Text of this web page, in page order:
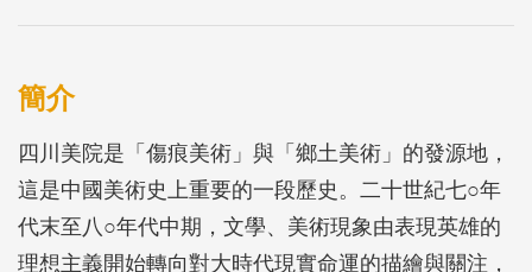
簡介
四川美院是「傷痕美術」與「鄉土美術」的發源地，
這是中國美術史上重要的一段歷史。二十世紀七○年
代末至八○年代中期，文學、美術現象由表現英雄的
理想主義開始轉向對大時代現實命運的描繪與關注，